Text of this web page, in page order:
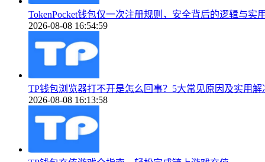
TokenPocket钱包仅一次注册规则，安全背后的逻辑与实
2026-08-08 16:54:59
TP钱包浏览器打不开是怎么回事？5大常见原因及实用解
2026-08-08 16:13:58